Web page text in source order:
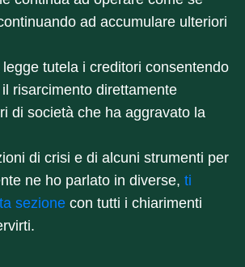
ad accumulare ulteriori
tutela i creditori consentendo
risarcimento direttamente
di società che ha aggravato la
di crisi e di alcuni strumenti per
ne ho parlato in diverse, ti
sezione con tutti i chiarimenti